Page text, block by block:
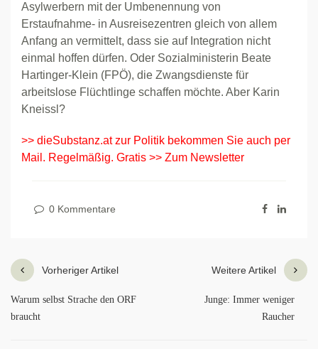
Asylwerbern mit der Umbenennung von
Erstaufnahme- in Ausreisezentren gleich von allem
Anfang an vermittelt, dass sie auf Integration nicht
einmal hoffen dürfen. Oder Sozialministerin Beate
Hartinger-Klein (FPÖ), die Zwangsdienste für
arbeitslose Flüchtlinge schaffen möchte. Aber Karin
Kneissl?
>> dieSubstanz.at zur Politik bekommen Sie auch per
Mail. Regelmäßig. Gratis >> Zum Newsletter
0 Kommentare
Vorheriger Artikel
Warum selbst Strache den ORF
braucht
Weitere Artikel
Junge: Immer weniger
Raucher